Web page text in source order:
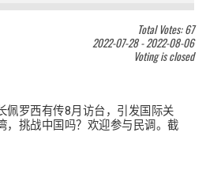
Total Votes: 67
2022-07-28-2022-08-06
Voting is closed
佩罗西有传8月访台，引发国际关
，挑战中国吗？欢迎参与民调。截